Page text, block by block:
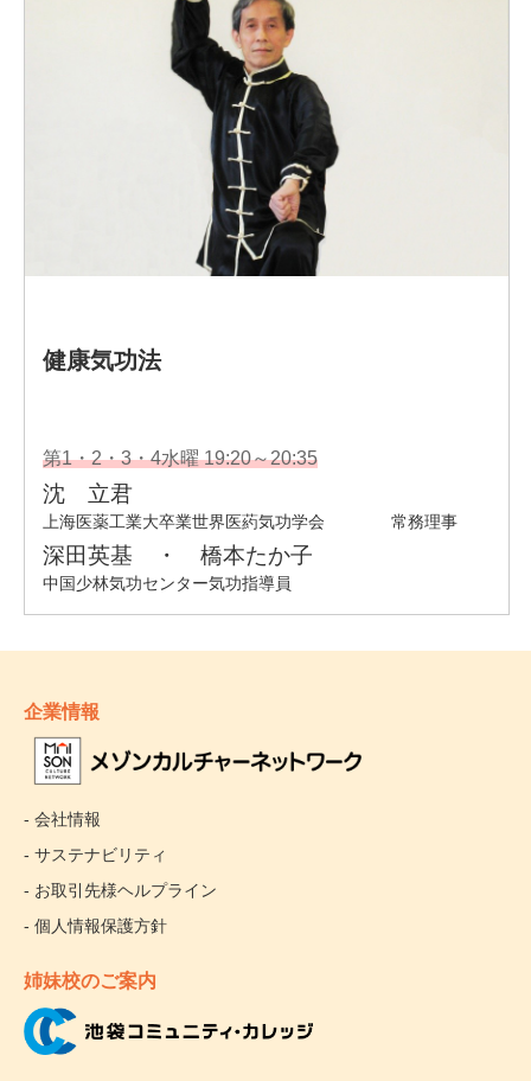
企業情報
- 会社情報
- サステナビリティ
- お取引先様ヘルプライン
- 個人情報保護方針
姉妹校のご案内